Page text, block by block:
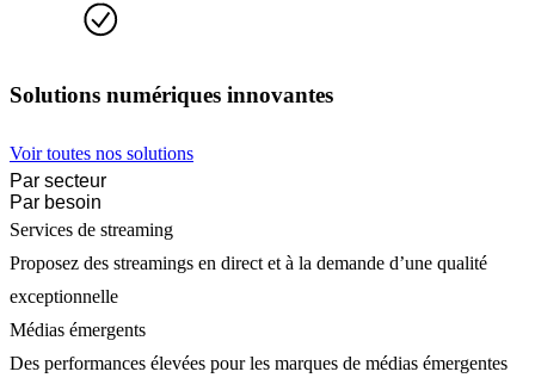
Solutions numériques innovantes
Voir toutes nos solutions
Par secteur
Par besoin
Services de streaming
Proposez des streamings en direct et à la demande d’une qualité
exceptionnelle
Médias émergents
Des performances élevées pour les marques de médias émergentes